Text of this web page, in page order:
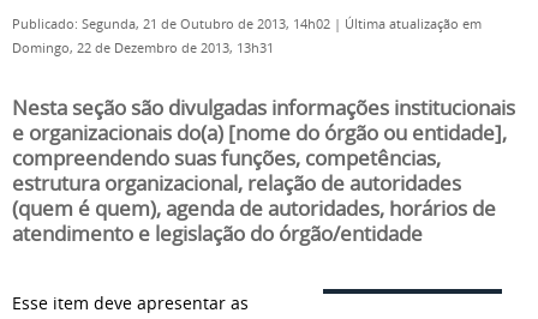
Publicado: Segunda, 21 de Outubro de 2013, 14h02 | Última atualização em
Domingo, 22 de Dezembro de 2013, 13h31
Nesta seção são divulgadas informações institucionais
e organizacionais do(a) [nome do órgão ou entidade],
compreendendo suas funções, competências,
estrutura organizacional, relação de autoridades
(quem é quem), agenda de autoridades, horários de
atendimento e legislação do órgão/entidade
Esse item deve apresentar as